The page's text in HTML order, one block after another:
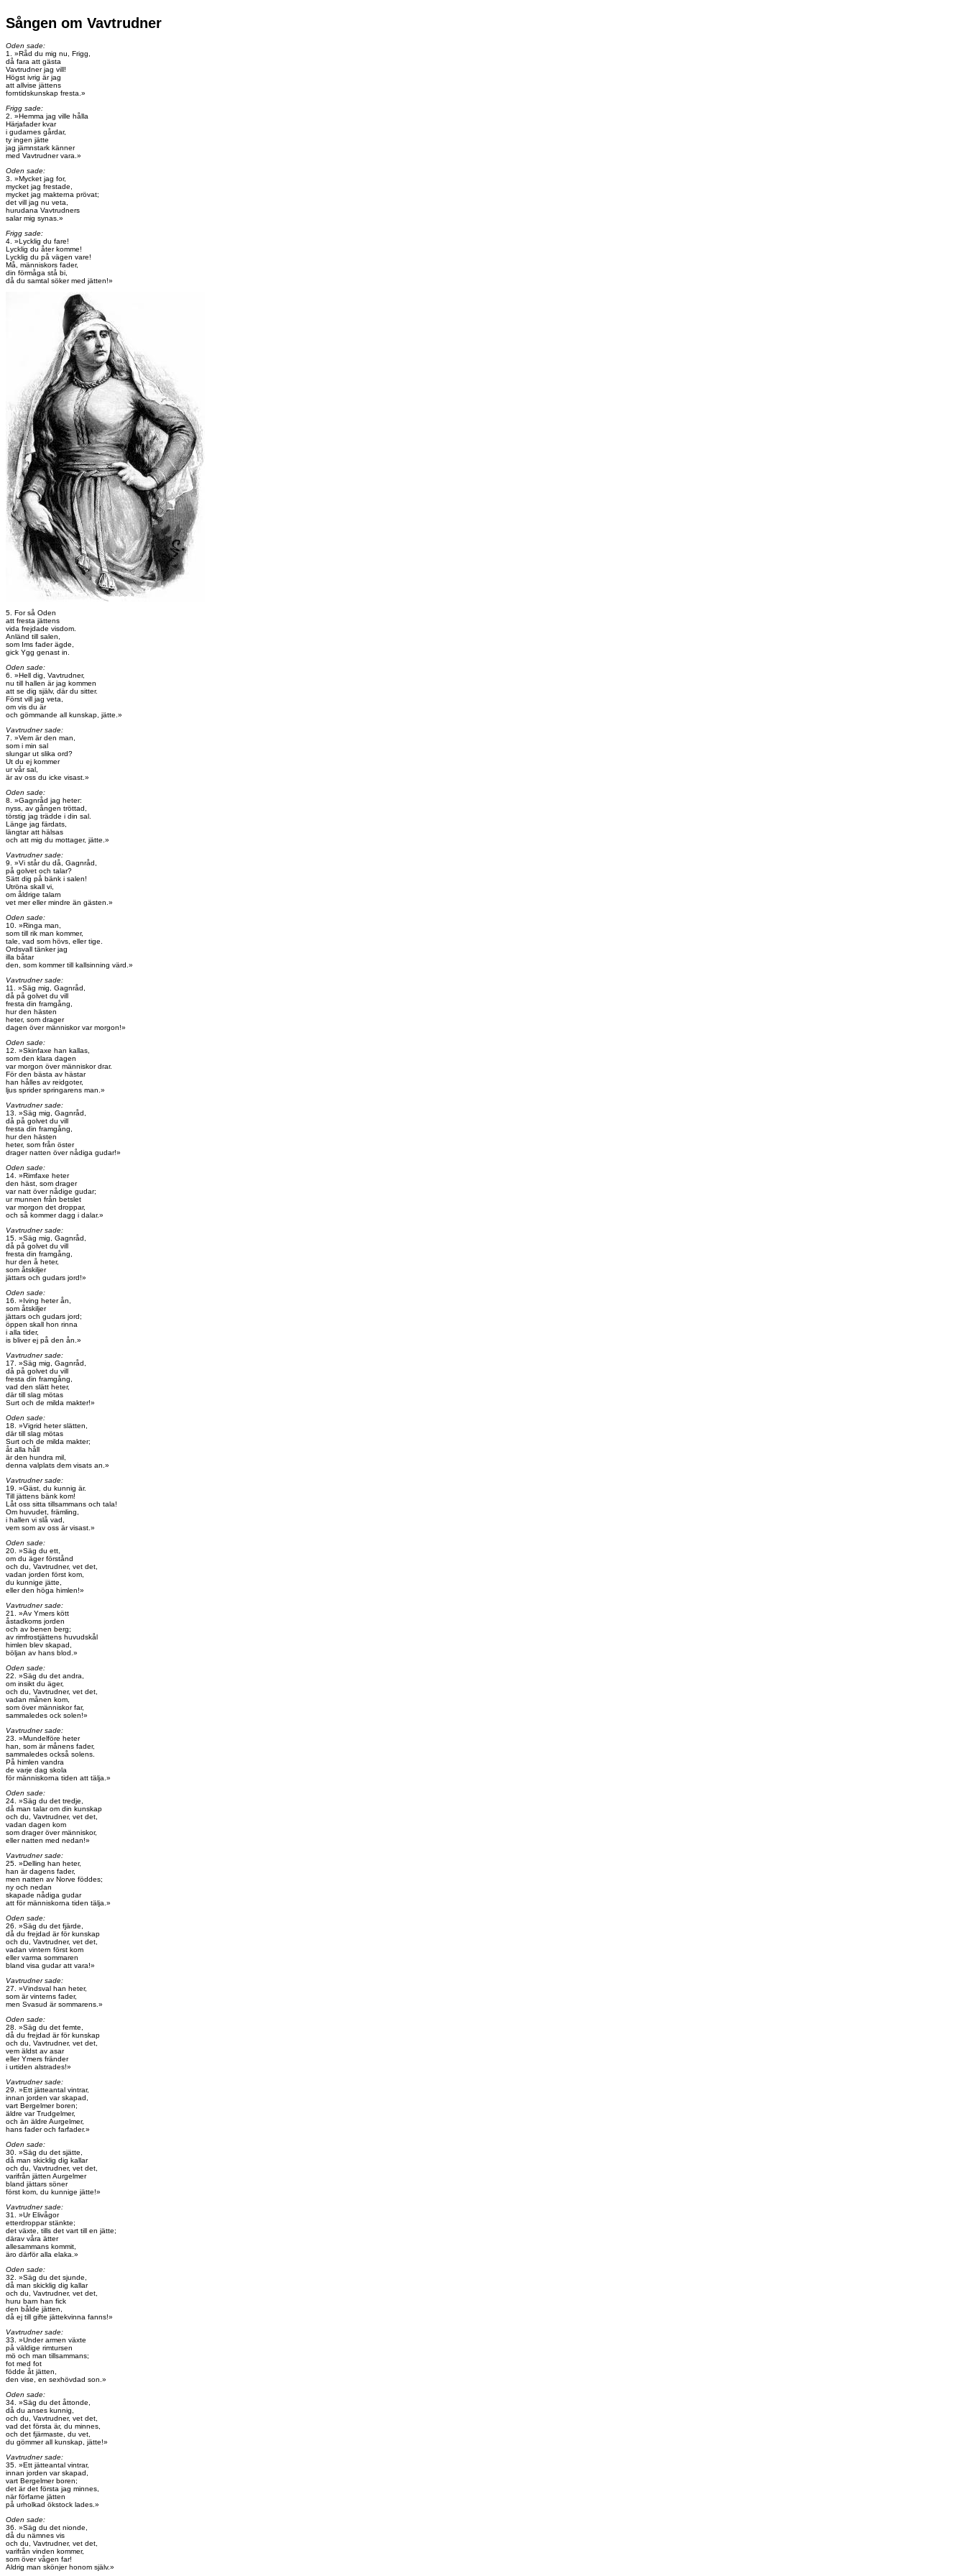
Sången om Vavtrudner
Oden sade:
1. »Råd du mig nu, Frigg,
då fara att gästa
Vavtrudner jag vill!
Högst ivrig är jag
att allvise jättens
forntidskunskap fresta.»
Frigg sade:
2. »Hemma jag ville hålla
Härjafader kvar
i gudarnes gårdar,
ty ingen jätte
jag jämnstark känner
med Vavtrudner vara.»
Oden sade:
3. »Mycket jag for,
mycket jag frestade,
mycket jag makterna prövat;
det vill jag nu veta,
hurudana Vavtrudners
salar mig synas.»
Frigg sade:
4. »Lycklig du fare!
Lycklig du åter komme!
Lycklig du på vägen vare!
Må, människors fader,
din förmåga stå bi,
då du samtal söker med jätten!»
5. For så Oden
att fresta jättens
vida frejdade visdom.
Anländ till salen,
som Ims fader ägde,
gick Ygg genast in.
Oden sade:
6. »Hell dig, Vavtrudner,
nu till hallen är jag kommen
att se dig själv, där du sitter.
Först vill jag veta,
om vis du är
och gömmande all kunskap, jätte.»
Vavtrudner sade:
7. »Vem är den man,
som i min sal
slungar ut slika ord?
Ut du ej kommer
ur vår sal,
är av oss du icke visast.»
Oden sade:
8. »Gagnråd jag heter:
nyss, av gången tröttad,
törstig jag trädde i din sal.
Länge jag färdats,
längtar att hälsas
och att mig du mottager, jätte.»
Vavtrudner sade:
9. »Vi står du då, Gagnråd,
på golvet och talar?
Sätt dig på bänk i salen!
Utröna skall vi,
om åldrige talarn
vet mer eller mindre än gästen.»
Oden sade:
10. »Ringa man,
som till rik man kommer,
tale, vad som hövs, eller tige.
Ordsvall tänker jag
illa båtar
den, som kommer till kallsinning värd.»
Vavtrudner sade:
11. »Säg mig, Gagnråd,
då på golvet du vill
fresta din framgång,
hur den hästen
heter, som drager
dagen över människor var morgon!»
Oden sade:
12. »Skinfaxe han kallas,
som den klara dagen
var morgon över människor drar.
För den bästa av hästar
han hålles av reidgoter,
ljus sprider springarens man.»
Vavtrudner sade:
13. »Säg mig, Gagnråd,
då på golvet du vill
fresta din framgång,
hur den hästen
heter, som från öster
drager natten över nådiga gudar!»
Oden sade:
14. »Rimfaxe heter
den häst, som drager
var natt över nådige gudar;
ur munnen från betslet
var morgon det droppar,
och så kommer dagg i dalar.»
Vavtrudner sade:
15. »Säg mig, Gagnråd,
då på golvet du vill
fresta din framgång,
hur den å heter,
som åtskiljer
jättars och gudars jord!»
Oden sade:
16. »Iving heter ån,
som åtskiljer
jättars och gudars jord;
öppen skall hon rinna
i alla tider,
is bliver ej på den ån.»
Vavtrudner sade:
17. »Säg mig, Gagnråd,
då på golvet du vill
fresta din framgång,
vad den slätt heter,
där till slag mötas
Surt och de milda makter!»
Oden sade:
18. »Vigrid heter slätten,
där till slag mötas
Surt och de milda makter;
åt alla håll
är den hundra mil,
denna valplats dem visats an.»
Vavtrudner sade:
19. »Gäst, du kunnig är.
Till jättens bänk kom!
Låt oss sitta tillsammans och tala!
Om huvudet, främling,
i hallen vi slå vad,
vem som av oss är visast.»
Oden sade:
20. »Säg du ett,
om du äger förstånd
och du, Vavtrudner, vet det,
vadan jorden först kom,
du kunnige jätte,
eller den höga himlen!»
Vavtrudner sade:
21. »Av Ymers kött
åstadkoms jorden
och av benen berg;
av rimfrostjättens huvudskål
himlen blev skapad,
böljan av hans blod.»
Oden sade:
22. »Säg du det andra,
om insikt du äger,
och du, Vavtrudner, vet det,
vadan månen kom,
som över människor far,
sammaledes ock solen!»
Vavtrudner sade:
23. »Mundelföre heter
han, som är månens fader,
sammaledes också solens.
På himlen vandra
de varje dag skola
för människorna tiden att tälja.»
Oden sade:
24. »Säg du det tredje,
då man talar om din kunskap
och du, Vavtrudner, vet det,
vadan dagen kom
som drager över människor,
eller natten med nedan!»
Vavtrudner sade:
25. »Delling han heter,
han är dagens fader,
men natten av Norve föddes;
ny och nedan
skapade nådiga gudar
att för människorna tiden tälja.»
Oden sade:
26. »Säg du det fjärde,
då du frejdad är för kunskap
och du, Vavtrudner, vet det,
vadan vintern först kom
eller varma sommaren
bland visa gudar att vara!»
Vavtrudner sade:
27. »Vindsval han heter,
som är vinterns fader,
men Svasud är sommarens.»
Oden sade:
28. »Säg du det femte,
då du frejdad är för kunskap
och du, Vavtrudner, vet det,
vem äldst av asar
eller Ymers fränder
i urtiden alstrades!»
Vavtrudner sade:
29. »Ett jätteantal vintrar,
innan jorden var skapad,
vart Bergelmer boren;
äldre var Trudgelmer,
och än äldre Aurgelmer,
hans fader och farfader.»
Oden sade:
30. »Säg du det sjätte,
då man skicklig dig kallar
och du, Vavtrudner, vet det,
varifrån jätten Aurgelmer
bland jättars söner
först kom, du kunnige jätte!»
Vavtrudner sade:
31. »Ur Elivågor
etterdroppar stänkte;
det växte, tills det vart till en jätte;
därav våra ätter
allesammans kommit,
äro därför alla elaka.»
Oden sade:
32. »Säg du det sjunde,
då man skicklig dig kallar
och du, Vavtrudner, vet det,
huru barn han fick
den bålde jätten,
då ej till gifte jättekvinna fanns!»
Vavtrudner sade:
33. »Under armen växte
på väldige rimtursen
mö och man tillsammans;
fot med fot
födde åt jätten,
den vise, en sexhövdad son.»
Oden sade:
34. »Säg du det åttonde,
då du anses kunnig,
och du, Vavtrudner, vet det,
vad det första är, du minnes,
och det fjärmaste, du vet,
du gömmer all kunskap, jätte!»
Vavtrudner sade:
35. »Ett jätteantal vintrar,
innan jorden var skapad,
vart Bergelmer boren;
det är det första jag minnes,
när förfarne jätten
på urholkad ökstock lades.»
Oden sade:
36. »Säg du det nionde,
då du nämnes vis
och du, Vavtrudner, vet det,
varifrån vinden kommer,
som över vågen far!
Aldrig man skönjer honom själv.»